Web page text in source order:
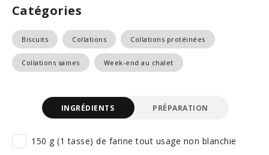
Catégories
Biscuits Collations Collations protéinées
Collations saines Week-end au chalet
INGRÉDIENTS PRÉPARATION
150 g (1 tasse) de farine tout usage non blanchie